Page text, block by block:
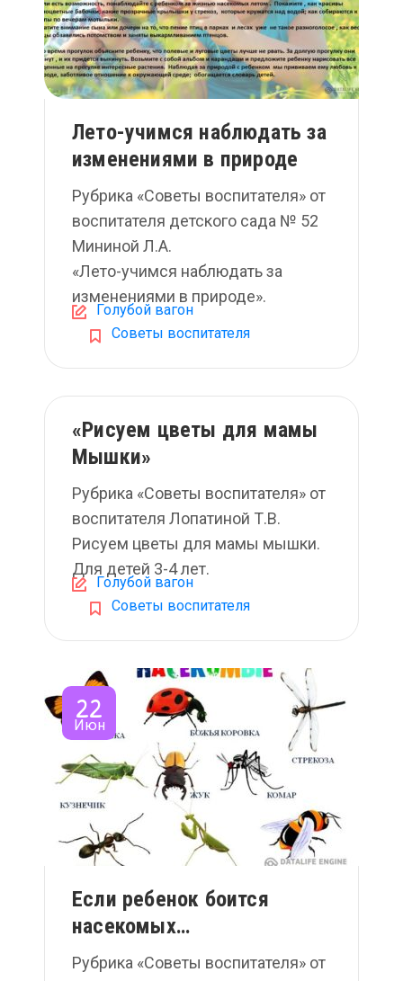
Лето-учимся наблюдать за
изменениями в природе
Рубрика «Советы воспитателя» от
воспитателя детского сада № 52
Мининой Л.А.
«Лето-учимся наблюдать за
изменениями в природе».
Голубой вагон
Советы воспитателя
«Рисуем цветы для мамы
Мышки»
Рубрика «Советы воспитателя» от
воспитателя Лопатиной Т.В.
Рисуем цветы для мамы мышки.
Для детей 3-4 лет.
Голубой вагон
Советы воспитателя
22
Июн
Если ребенок боится
насекомых…
Рубрика «Советы воспитателя» от